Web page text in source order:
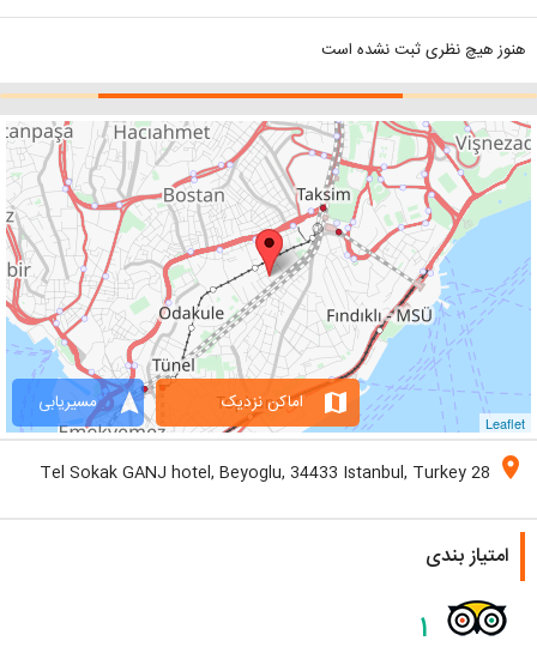
هنوز هیچ نظری ثبت نشده است
Leaflet
navigation مسیریابی map اماکن نزدیک
location_on
28 Tel Sokak GANJ hotel, Beyoglu, 34433 Istanbul, Turkey
امتیاز بندی
۱